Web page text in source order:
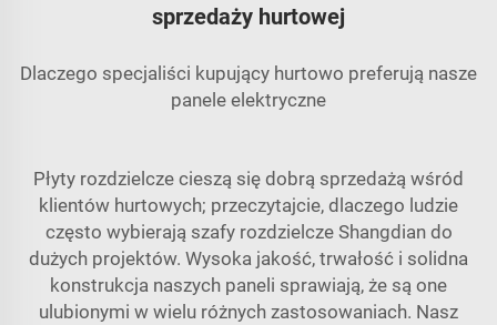
sprzedaży hurtowej
Dlaczego specjaliści kupujący hurtowo preferują nasze
panele elektryczne
Płyty rozdzielcze cieszą się dobrą sprzedażą wśród
klientów hurtowych; przeczytajcie, dlaczego ludzie
często wybierają szafy rozdzielcze Shangdian do
dużych projektów. Wysoka jakość, trwałość i solidna
konstrukcja naszych paneli sprawiają, że są one
ulubionymi w wielu różnych zastosowaniach. Nasz